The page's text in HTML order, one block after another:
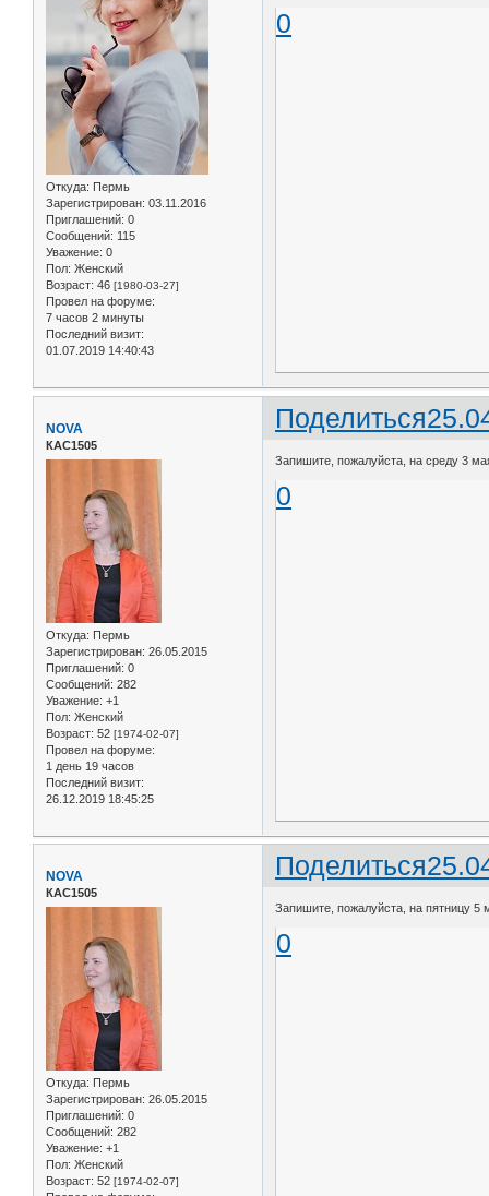
Откуда: Пермь
Зарегистрирован: 03.11.2016
Приглашений: 0
Сообщений: 115
Уважение: 0
Пол: Женский
Возраст: 46 [1980-03-27]
Провел на форуме:
7 часов 2 минуты
Последний визит:
01.07.2019 14:40:43
0
Поделиться
NOVA
КАС1505
Откуда: Пермь
Зарегистрирован: 26.05.2015
Приглашений: 0
Сообщений: 282
Уважение: +1
Пол: Женский
Возраст: 52 [1974-02-07]
Провел на форуме:
1 день 19 часов
Последний визит:
26.12.2019 18:45:25
Запишите, пожалуйста, на среду 3
0
Поделиться
NOVA
КАС1505
Откуда: Пермь
Зарегистрирован: 26.05.2015
Приглашений: 0
Сообщений: 282
Уважение: +1
Пол: Женский
Возраст: 52 [1974-02-07]
Запишите, пожалуйста, на пятницу 5
0